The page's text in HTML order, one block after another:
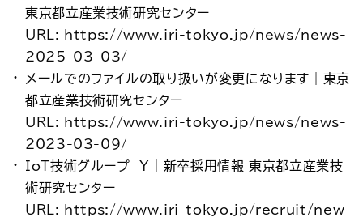
東京都立産業技術研究センター
URL: https://www.iri-tokyo.jp/news/news-
2025-03-03/
メールでのファイルの取り扱いが変更になります｜東京
都立産業技術研究センター
URL: https://www.iri-tokyo.jp/news/news-
2023-03-09/
IoT技術グループ Y｜新卒採用情報 東京都立産業技
術研究センター
URL: https://www.iri-tokyo.jp/recruit/new